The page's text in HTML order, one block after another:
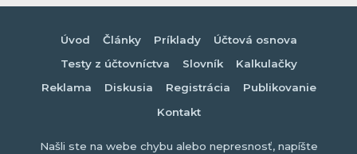
Úvod Články Príklady
Účtová osnova
Testy z účtovníctva
Slovník
Kalkulačky
Reklama
Diskusia Registrácia
Publikovanie
Kontakt
Našli ste na webe chybu alebo nepresnosť, napíšte